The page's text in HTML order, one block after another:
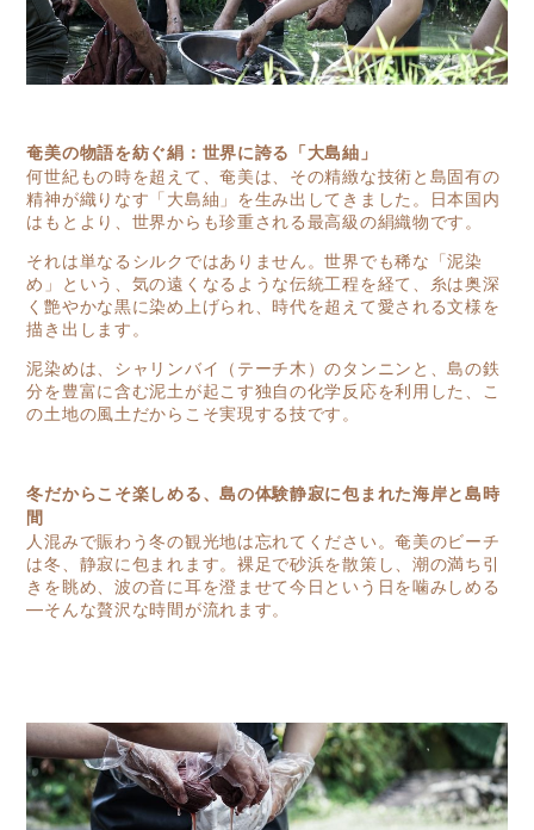
奄美の物語を紡ぐ絹：世界に誇る「大島紬」
何世紀もの時を超えて、奄美は、その精緻な技術と島固有の
精神が織りなす「大島紬」を生み出してきました。日本国内
はもとより、世界からも珍重される最高級の絹織物です。
それは単なるシルクではありません。世界でも稀な「泥染
め」という、気の遠くなるような伝統工程を経て、糸は奥深
く艶やかな黒に染め上げられ、時代を超えて愛される文様を
描き出します。
泥染めは、シャリンバイ（テーチ木）のタンニンと、島の鉄
分を豊富に含む泥土が起こす独自の化学反応を利用した、こ
の土地の風土だからこそ実現する技です。
冬だからこそ楽しめる、島の体験静寂に包まれた海岸と島時
間
人混みで賑わう冬の観光地は忘れてください。奄美のビーチ
は冬、静寂に包まれます。裸足で砂浜を散策し、潮の満ち引
きを眺め、波の音に耳を澄ませて今日という日を噛みしめる
—そんな贅沢な時間が流れます。